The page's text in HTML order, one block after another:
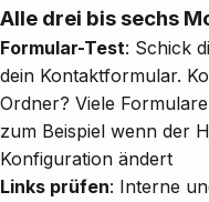
Alle drei bis sechs
Formular-Test: Schick
dein Kontaktformular.
Ordner? Viele
zum Beispiel wenn der
Konfiguration ändert
Links prüfen: Interne